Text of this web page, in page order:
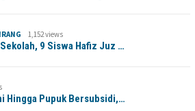
1,152 views
9 Siswa Hafiz Juz …
Hingga Pupuk Bersubsidi,…